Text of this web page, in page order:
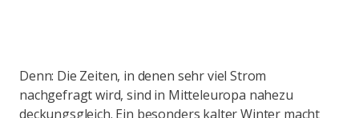
Denn: Die Zeiten, in denen sehr viel Strom
nachgefragt wird, sind in Mitteleuropa nahezu
deckungsgleich. Ein besonders kalter Winter macht